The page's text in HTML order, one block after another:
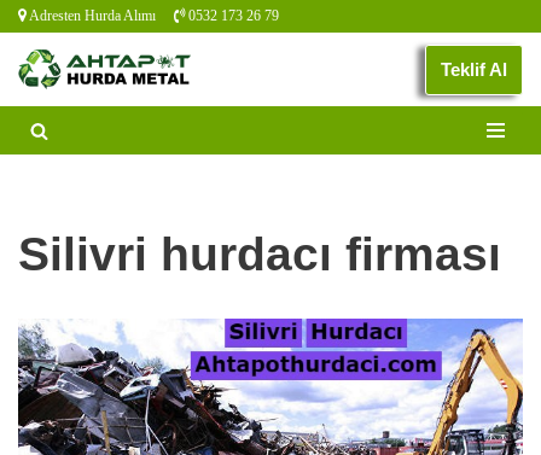
İçeriğe
geç
Adresten Hurda Alımı 0532 173 26 79
Teklif Al
Silivri hurdacı firması